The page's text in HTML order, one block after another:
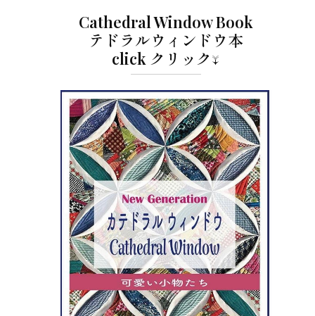
Cathedral Window Book
テドラルウィンドウ本
click クリック↓